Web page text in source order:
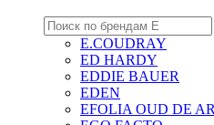
E.COUDRAY
ED HARDY
EDDIE BAUER
EDEN
EFOLIA OUD DE